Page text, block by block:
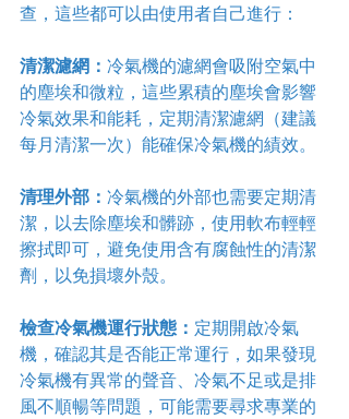
查，這些都可以由使用者自己進行：
清潔濾網： 冷氣機的濾網會吸附空氣中
的塵埃和微粒，這些累積的塵埃會影響
冷氣效果和能耗，定期清潔濾網（建議
每月清潔一次）能確保冷氣機的績效。
清理外部： 冷氣機的外部也需要定期清
潔，以去除塵埃和髒跡，使用軟布輕輕
擦拭即可，避免使用含有腐蝕性的清潔
劑，以免損壞外殼。
檢查冷氣機運行狀態： 定期開啟冷氣
機，確認其是否能正常運行，如果發現
冷氣機有異常的聲音、冷氣不足或是排
風不順暢等問題，可能需要尋求專業的